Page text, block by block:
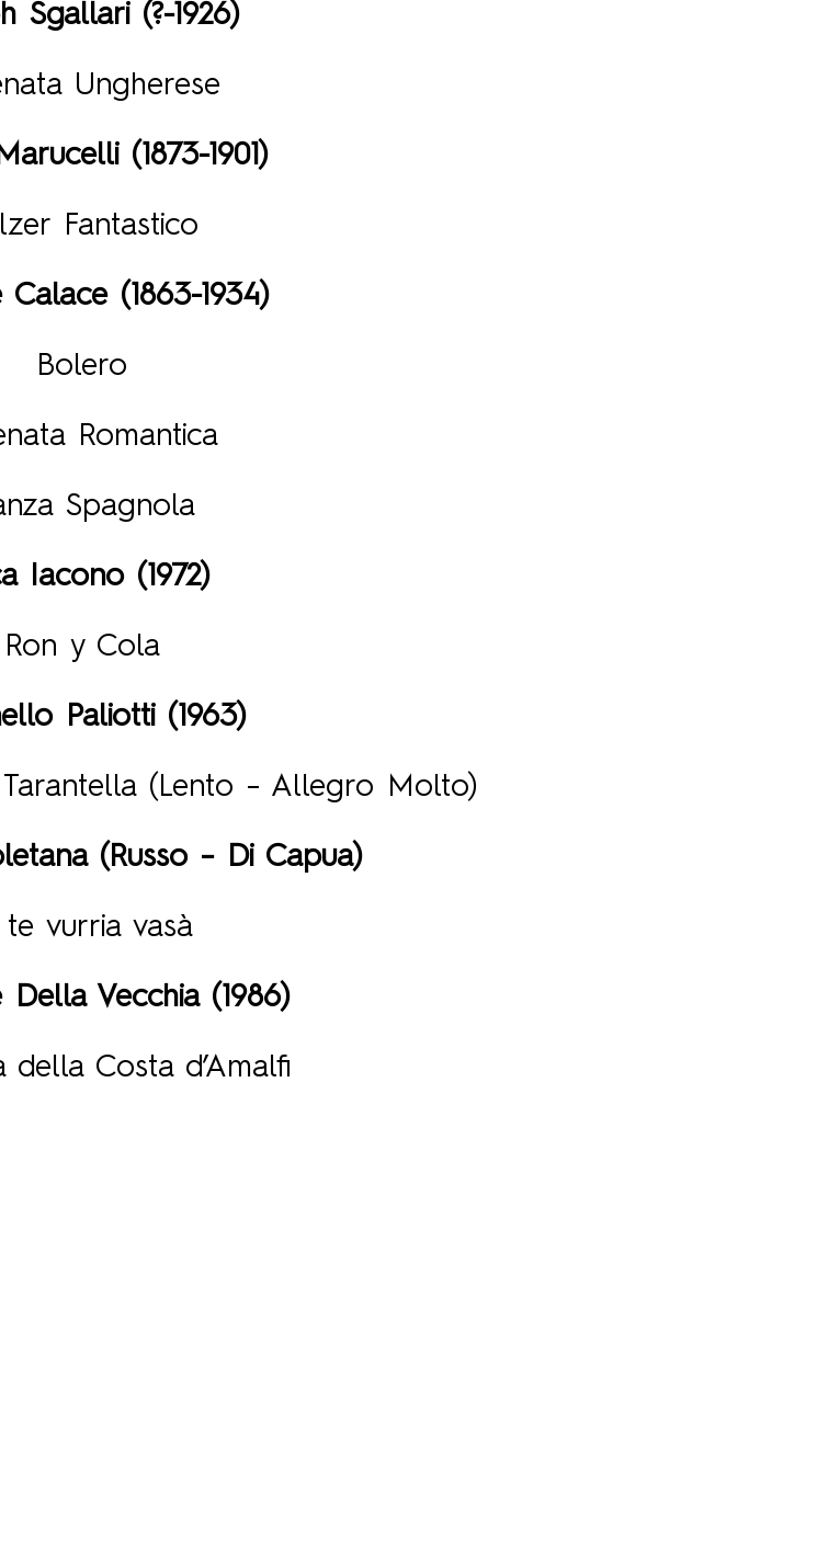
Sgallari (?-1926)
Ungherese
(1873-1901)
Fantastico
Calace (1863-1934)
Bolero
Romantica
Spagnola
Iacono (1972)
Ron y Cola
Paliotti (1963)
(Lento – Allegro Molto)
(Russo – Di Capua)
te vurria vasà
Della Vecchia (1986)
della Costa d’Amalfi